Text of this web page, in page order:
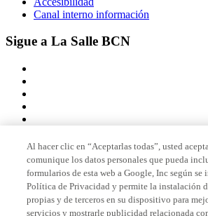
Canal interno información
Sigue a La Salle BCN
Miembro de
Al hacer clic en “Aceptarlas todas”, usted
comunique los datos personales que pueda
formularios de esta web a Google, Inc según se
Política de Privacidad y permite la instalación
propias y de terceros en su dispositivo para
servicios y mostrarle publicidad relacionada